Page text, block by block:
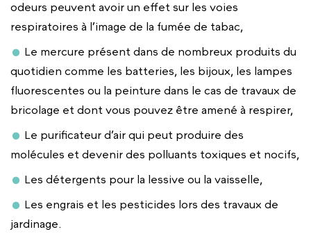
odeurs peuvent avoir un effet sur les voies
respiratoires à l’image de la fumée de tabac,
Le mercure présent dans de nombreux produits du
quotidien comme les batteries, les bijoux, les lampes
fluorescentes ou la peinture dans le cas de travaux de
bricolage et dont vous pouvez être amené à respirer,
Le purificateur d’air qui peut produire des
molécules et devenir des polluants toxiques et nocifs,
Les détergents pour la lessive ou la vaisselle,
Les engrais et les pesticides lors des travaux de
jardinage.